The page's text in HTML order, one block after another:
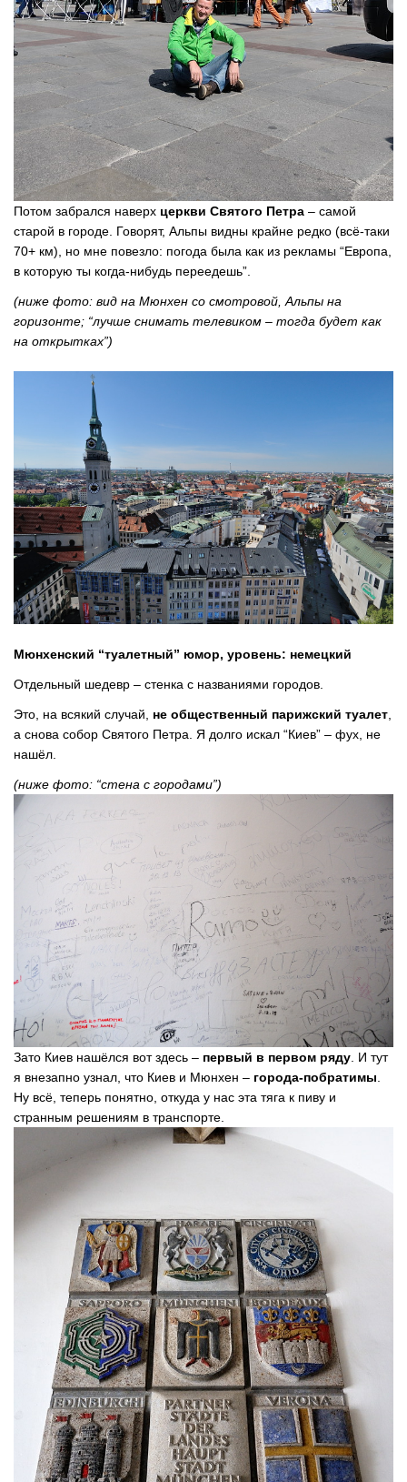
Потом забрался наверх церкви Святого Петра – самой
старой в городе. Говорят, Альпы видны крайне редко (всё-таки
70+ км), но мне повезло: погода была как из рекламы “Европа,
в которую ты когда-нибудь переедешь”.
(ниже фото: вид на Мюнхен со смотровой, Альпы на
горизонте; “лучше снимать телевиком – тогда будет как
на открытках”)
Мюнхенский “туалетный” юмор, уровень: немецкий
Отдельный шедевр – стенка с названиями городов.
Это, на всякий случай, не общественный парижский туалет
а снова собор Святого Петра. Я долго искал “Киев” – фух, не
нашёл.
(ниже фото: “стена с городами”)
Зато Киев нашёлся вот здесь – первый в первом ряду . И тут
я внезапно узнал, что Киев и Мюнхен – города-побратимы
Ну всё, теперь понятно, откуда у нас эта тяга к пиву и
странным решениям в транспорте.